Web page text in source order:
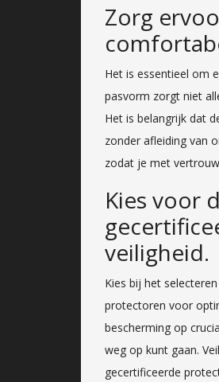
Zorg
Het is essentieel om
pasvorm zorgt niet
Het is belangrijk dat
zonder afleiding van
zodat je met
Kies voor
veiligheid.
Kies bij het
protectoren voor
bescherming op
weg op kunt gaan.
gecertificeerde